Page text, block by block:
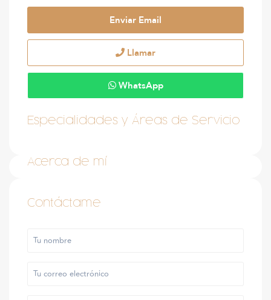
Enviar Email
Llamar
WhatsApp
Especialidades y Áreas de Servicio
Acerca de mí
Contáctame